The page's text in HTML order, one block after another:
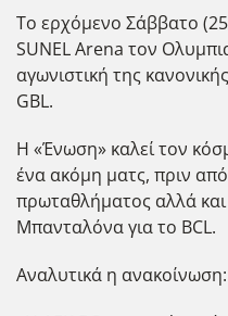
Το ερχόμενο Σάββατο
SUNEL Arena τον
αγωνιστική της
GBL.
H «Ένωση» καλεί τον
ένα ακόμη ματς, πριν
πρωταθλήματος αλλά
Μπανταλόνα για το BCL.
Αναλυτικά η ανακοίνωση: